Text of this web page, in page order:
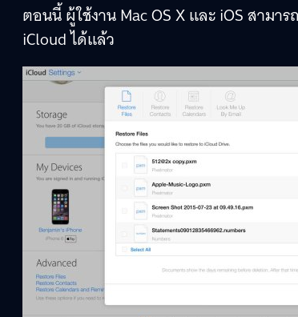
ตอนนี้ ผู้ใช้งาน Mac OS X และ iOS สาม
iCloud ได้แล้ว